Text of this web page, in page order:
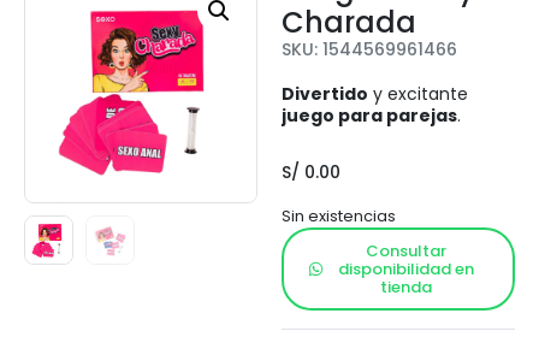
Charada
SKU: 1544569961466
Divertido y excitante
juego para parejas.
S/ 0.00
Sin existencias
Consultar
disponibilidad en
tienda